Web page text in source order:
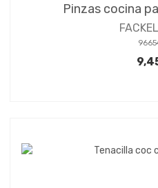
Pinzas cocina